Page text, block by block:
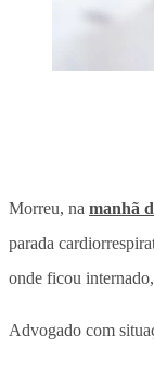
Morreu, na manhã
parada
onde ficou
Advogado com